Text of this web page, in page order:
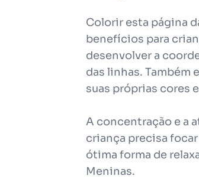
Colorir esta página
benefícios para
desenvolver a
das linhas. Também
suas próprias cores
A concentração e a
criança precisa
ótima forma de
Meninas.